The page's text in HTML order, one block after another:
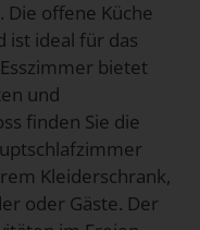
Die offene Küche
ist ideal für das
bietet
und
finden Sie die
Kleiderschrank,
oder Gäste. Der